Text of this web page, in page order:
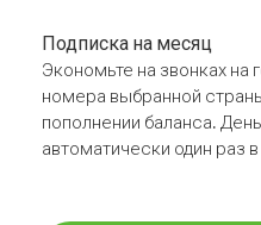
Подписка на месяц
Экономьте на звонках на
номера выбранной
пополнении баланса.
автоматически один раз